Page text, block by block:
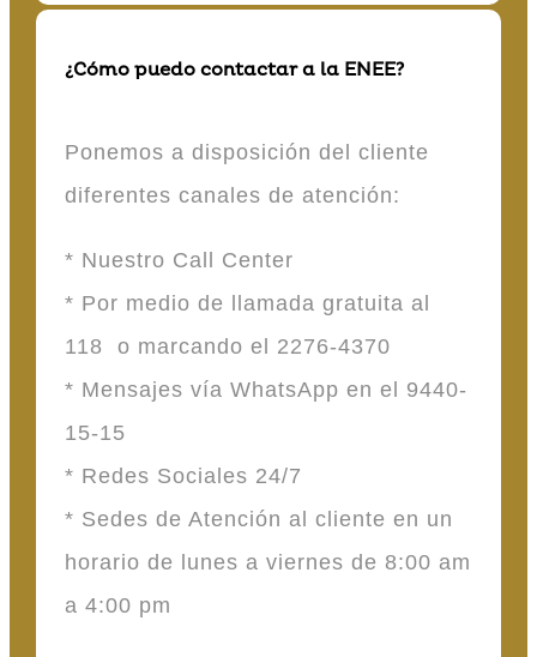
¿Cómo puedo contactar a la ENEE?
Ponemos a disposición del cliente
diferentes canales de atención:
* Nuestro Call Center
* Por medio de llamada gratuita al
118 o marcando el 2276-4370
* Mensajes vía WhatsApp en el 9440-
15-15
* Redes Sociales 24/7
* Sedes de Atención al cliente en un
horario de lunes a viernes de 8:00 am
a 4:00 pm